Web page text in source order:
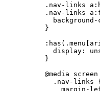
.nav-links
a
.nav-links
a
}
:has ( .menu
display :
}
@media
screen
.nav-links {
margin-